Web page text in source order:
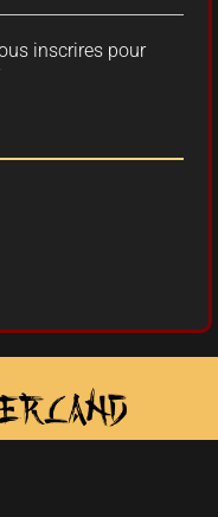
inscrires pour